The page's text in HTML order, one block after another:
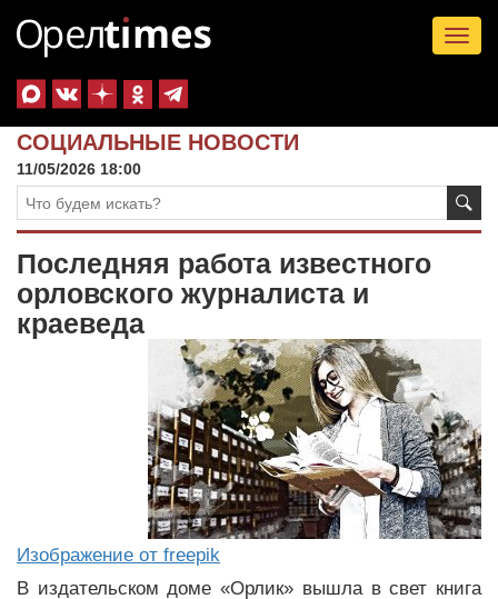
СОЦИАЛЬНЫЕ НОВОСТИ
11/05/2026 18:00
Последняя работа известного
орловского журналиста и
краеведа
Изображение от freepik
В издательском доме «Орлик» вышла в свет книга